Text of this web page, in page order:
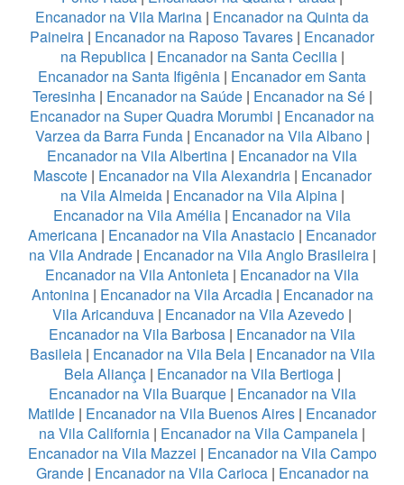
Encanador na Vila Marina | Encanador na Quinta da
Paineira | Encanador na Raposo Tavares | Encanador
na Republica| Encanador na Santa Cecilia|
Encanador na Santa Ifigênia | Encanador em Santa
Teresinha| Encanador na Saúde| Encanador na Sé|
Encanador na Super Quadra Morumbi | Encanador na
Varzea da Barra Funda| Encanador na Vila Albano|
Encanador na Vila Albertina | Encanador na Vila
Mascote| Encanador na Vila Alexandria| Encanador
na Vila Almeida | Encanador na Vila Alpina |
Encanador na Vila Amélia | Encanador na Vila
Americana | Encanador na Vila Anastacio | Encanador
na Vila Andrade| Encanador na Vila Anglo Brasileira|
Encanador na Vila Antonieta | Encanador na Vila
Antonina| Encanador na Vila Arcadia | Encanador na
Vila Aricanduva | Encanador na Vila Azevedo |
Encanador na Vila Barbosa | Encanador na Vila
Basileia| Encanador na Vila Bela| Encanador na Vila
Bela Aliança| Encanador na Vila Bertioga|
Encanador na Vila Buarque| Encanador na Vila
Matilde | Encanador na Vila Buenos Aires | Encanador
na Vila California | Encanador na Vila Campanela |
Encanador na Vila Mazzei | Encanador na Vila Campo
Grande| Encanador na Vila Carioca| Encanador na